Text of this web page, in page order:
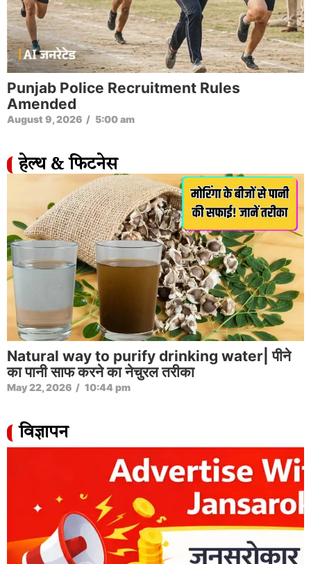
Punjab Police Recruitment Rules
Amended
August 9, 2026 / 5:00 am
हेल्थ & फिटनेस
Natural way to purify drinking water| पीने
का पानी साफ करने का नेचुरल तरीका
May 22, 2026 / 10:44 pm
विज्ञापन